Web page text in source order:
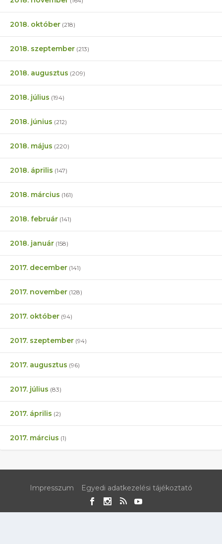
2018. október (218)
2018. szeptember (213)
2018. augusztus (209)
2018. július (194)
2018. június (212)
2018. május (220)
2018. április (147)
2018. március (161)
2018. február (141)
2018. január (158)
2017. december (141)
2017. november (128)
2017. október (94)
2017. szeptember (94)
2017. augusztus (96)
2017. július (83)
2017. április (2)
2017. március (1)
Impresszum Egyedi adatkezelési tájékoztató